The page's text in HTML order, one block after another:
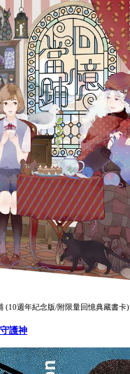
(10週年紀念版/附限量回憶典藏書卡)
護神